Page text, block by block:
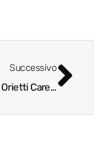
Successivo
Mauro Orietti Carella – nuova collezione P/E 2017